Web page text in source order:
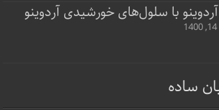
با سلول‌های خورشیدی آردوینو
ساده